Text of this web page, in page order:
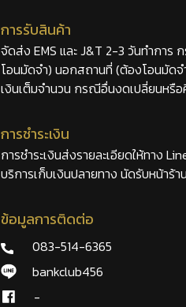
การรับสินค้า
จัดส่ง EMS และ J&T 2-3 วันทำการ
โอนมัดจำ) นอกสถานที่ (ต้องโอนมัด
เงินเต็มจำนวน กรณีอื่นงดเปลี่ยนหรือ
การชำระเงิน
การชำระเงินส่งรายละเอียดให้ทาง
บริการเก็บเงินปลายทาง นัดรับหน้าร้
ข้อมูลการติดต่อ
083-514-6365
bankclub456
-